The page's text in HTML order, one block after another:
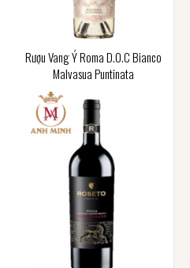
Rượu Vang Ý Roma D.O.C Bianco
Malvasua Puntinata